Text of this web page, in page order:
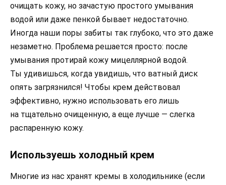
очищать кожу, но зачастую простого умывания
водой или даже пенкой бывает недостаточно.
Иногда наши поры забиты так глубоко, что это даже
незаметно. Проблема решается просто: после
умывания протирай кожу мицеллярной водой.
Ты удивишься, когда увидишь, что ватный диск
опять загрязнился! Чтобы крем действовал
эффективно, нужно использовать его лишь
на тщательно очищенную, а еще лучше — слегка
распаренную кожу.
Используешь холодный крем
Многие из нас хранят кремы в холодильнике (если